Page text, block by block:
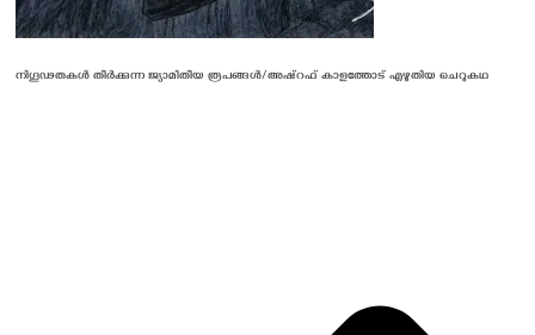
നിഗൂഢതകൾ തീർക്കുന്ന ജ്യാമിതീയ രൂപങ്ങൾ/അഷ്റഫ് കാളത്തോട് എഴുതിയ ചെറുകഥ